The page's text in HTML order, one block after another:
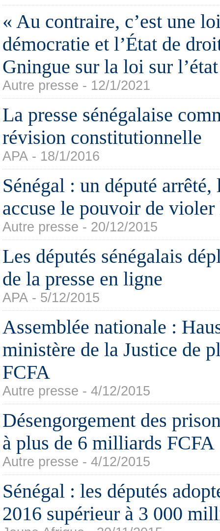
« Au contraire, c’est une
démocratie et l’État de
Gningue sur la loi sur
Autre presse - 12/1/2021
La presse sénégalaise
révision constitutionnelle
APA - 18/1/2016
Sénégal : un député
accuse le pouvoir de
Autre presse - 20/12/2015
Les députés sénégalais
de la presse en ligne
APA - 5/12/2015
Assemblée nationale :
ministère de la Justice de
FCFA
Autre presse - 4/12/2015
Désengorgement des
à plus de 6 milliards FCFA
Autre presse - 4/12/2015
Sénégal : les députés
2016 supérieur à 3 000